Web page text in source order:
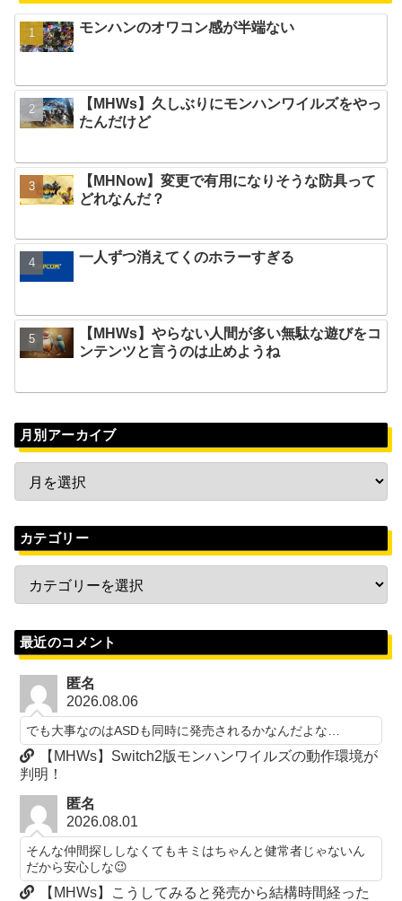
モンハンのオワコン感が半端ない
【MHWs】久しぶりにモンハンワイルズをやっ
たんだけど
【MHNow】変更で有用になりそうな防具って
どれなんだ？
一人ずつ消えてくのホラーすぎる
【MHWs】やらない人間が多い無駄な遊びをコ
ンテンツと言うのは止めようね
月別アーカイブ
カテゴリー
最近のコメント
匿名
2026.08.06
でも大事なのはASDも同時に発売されるかなんだよな…
【MHWs】Switch2版モンハンワイルズの動作環境が
判明！
匿名
2026.08.01
そんな仲間探ししなくてもキミはちゃんと健常者じゃないん
だから安心しな😉
【MHWs】こうしてみると発売から結構時間経った